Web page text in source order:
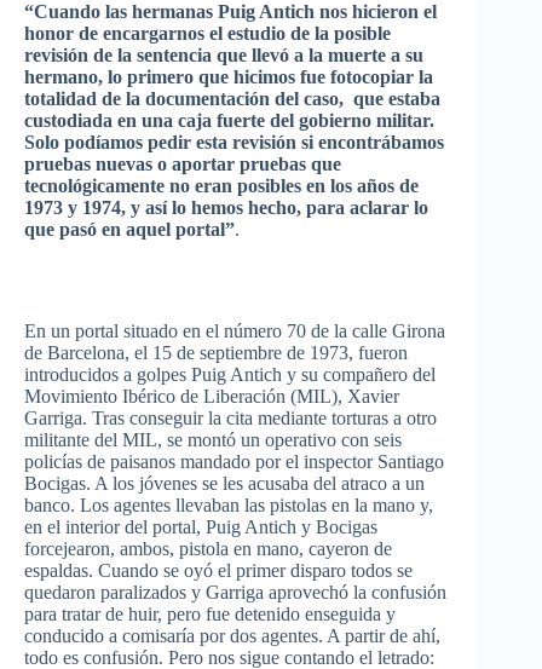
“Cuando las hermanas Puig Antich nos hicieron el
honor de encargarnos el estudio de la posible
revisión de la sentencia que llevó a la muerte a su
hermano, lo primero que hicimos fue fotocopiar la
totalidad de la documentación del caso, que estaba
custodiada en una caja fuerte del gobierno militar.
Solo podíamos pedir esta revisión si encontrábamos
pruebas nuevas o aportar pruebas que
tecnológicamente no eran posibles en los años de
1973 y 1974, y asílo hemos hecho, para aclarar lo
que pasó en aquel portal”.
En un portal situado en el número 70 de la calle Girona
de Barcelona, el 15 de septiembre de 1973, fueron
introducidos a golpes Puig Antich y su compañero del
Movimiento Ibérico de Liberación (MIL), Xavier
Garriga. Tras conseguirla cita mediante torturas a otro
militante del MIL, se montó un operativo con seis
policías de paisanos mandado porel inspector Santiago
Bocigas. A los jóvenes se les acusaba del atraco a un
banco. Los agentes llevaban las pistolas en la mano y,
en el interior del portal, Puig Antich y Bocigas
forcejearon, ambos, pistola en mano, cayeron de
espaldas. Cuando se oyó el primerdisparo todos se
quedaron paralizados y Garriga aprovechó la confusión
para tratarde huir, pero fue detenido enseguida y
conducido a comisaría pordos agentes. A partirde ahí,
todo es confusión. Pero nos sigue contando el letrado: